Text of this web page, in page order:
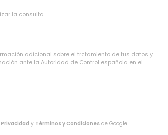
la consulta.
adicional sobre el tratamiento de tus datos y
ante la Autoridad de Control española en el
y Términos y Condiciones de Google.